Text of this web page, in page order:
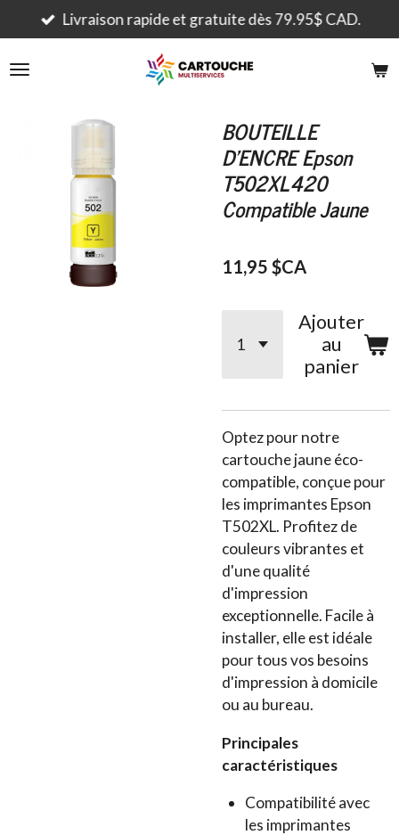
Passer
au
contenu
Livraison rapide et gratuite dès 79.95$ CAD.
BOUTEILLE
D'ENCRE Epson
T502XL420
Compatible Jaune
11,95 $CA
Ajouter
au
panier
Optez pour notre
cartouche jaune éco-
compatible, conçue pour
les imprimantes Epson
T502XL. Profitez de
couleurs vibrantes et
d'une qualité
d'impression
exceptionnelle. Facile à
installer, elle est idéale
pour tous vos besoins
d'impression à domicile
ou au bureau.
Principales
caractéristiques
Compatibilité avec
les imprimantes